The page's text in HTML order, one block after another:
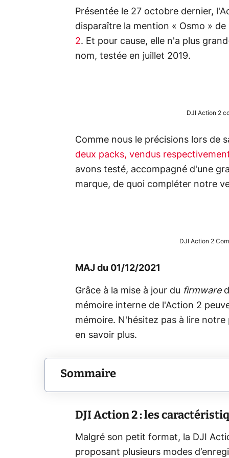
Présentée le 27 octobre dernier,
disparaître la mention « Osmo »
2. Et pour cause, elle n'a plus
nom, testée en juillet 2019.
DJI Action 2
Comme nous le précisions lors de
deux packs, vendus
avons testé, accompagné d'une
marque, de quoi compléter notre
DJI Action 2
MAJ du 01/12/2021
Grâce à la mise à jour du firmware
mémoire interne de l'Action 2
mémoire. N'hésitez pas à lire
en savoir plus.
Sommaire
DJI Action 2 : les
Malgré son petit format, la DJI
proposant plusieurs modes